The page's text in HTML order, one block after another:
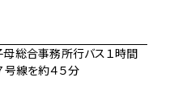
母総合事務所行バス１時間
号線を約４５分